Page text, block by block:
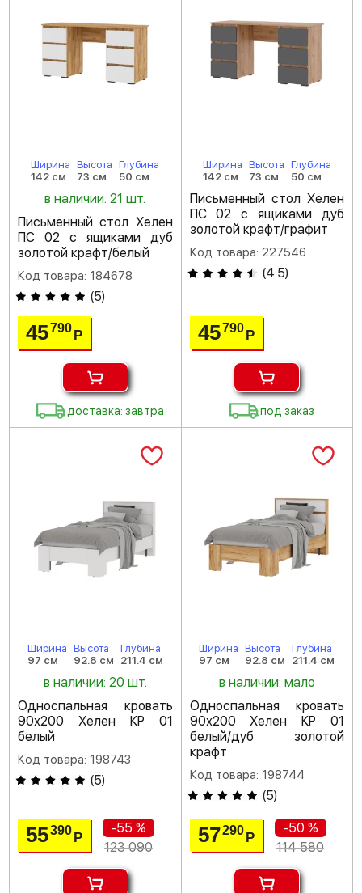
Ширина
142 см
Высота
73 см
Глубина
50 см
в наличии: 21 шт.
Письменный стол Хелен
ПС 02 с ящиками дуб
золотой крафт/белый
Код товара: 184678
(5)
45790Р
доставка: завтра
Ширина
142 см
Высота
73 см
Глубина
50 см
Письменный стол Хелен
ПС 02 с ящиками дуб
золотой крафт/графит
Код товара: 227546
(4.5)
45790 Р
под заказ
Ширина
97 см
Высота
92.8 см
Глубина
211.4 см
в наличии: 20 шт.
Односпальная кровать
90х200 Хелен КР 01
белый
Код товара: 198743
(5)
55390Р
-55 %
123 090
Ширина
97 см
Высота
92.8 см
Глубина
211.4 см
в наличии: мало
Односпальная кровать
90х200 Хелен КР 01
белый/дуб золотой
крафт
Код товара: 198744
(5)
57290 Р
-50 %
114 580